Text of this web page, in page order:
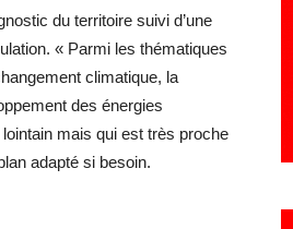
du territoire suivi d’une
« Parmi les thématiques
climatique, la
des énergies
mais qui est très proche
adapté si besoin.